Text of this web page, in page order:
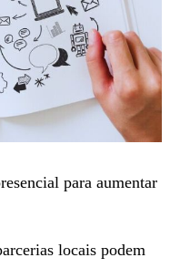
para aumentar
locais podem